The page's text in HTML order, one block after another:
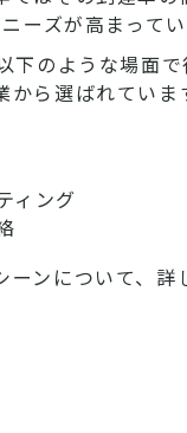
ーズが高まってい
下のような場面
ら選ばれていま
ィング
ーンについて、詳